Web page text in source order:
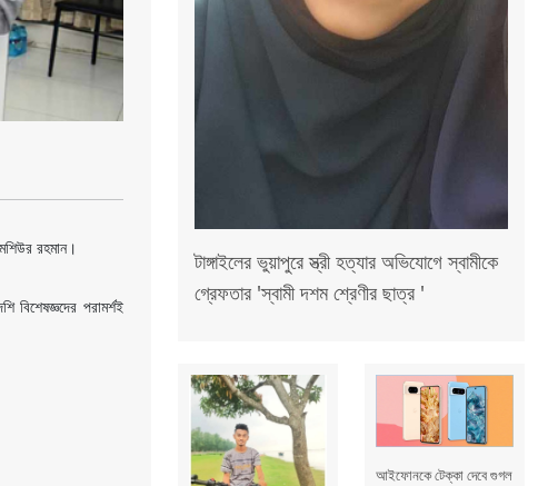
রহমান।
বিশেষজ্ঞদের পরামর্শই
টাঙ্গাইলের ভুয়াপুরে স্ত্রী হত্যার অভিযোগে স্বামীকে
গ্রেফতার 'স্বামী দশম শ্রেণীর ছাত্র '
আইফোনকে টেক্কা দেবে গুগল